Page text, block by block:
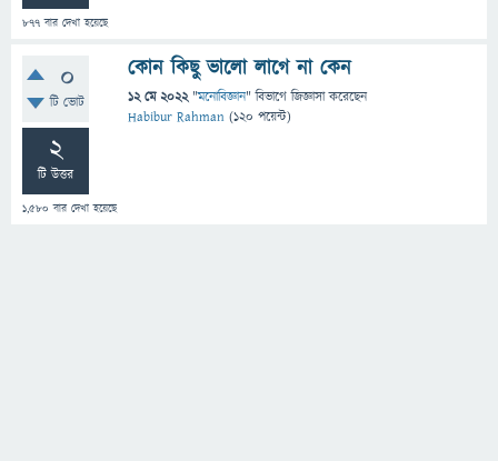
877 বার দেখা হয়েছে
0
টি ভোট
2
টি উত্তর
1,580 বার দেখা হয়েছে
কোন কিছু ভালো লাগে না কেন
12 মে 2022 "মনোবিজ্ঞান" বিভাগে জিজ্ঞাসাকরেছেন
Habibur Rahman (120 পয়েন্ট)